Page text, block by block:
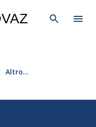
Altro…